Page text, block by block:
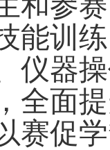
能训
仪器
全面
赛促